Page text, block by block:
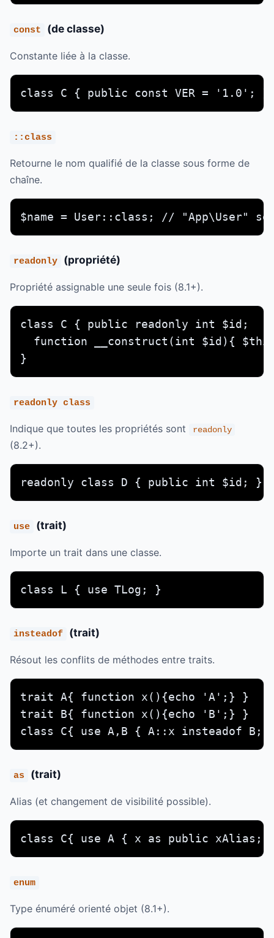
const (de classe)
Constante liée à la classe.
class C { public const VER = '1.0'; }
::class
Retourne le nom qualifié de la classe sous forme de
chaîne.
$name = User::class; // "App\User"
readonly (propriété)
Propriété assignable une seule fois (8.1+).
class C { public readonly int $id;
function __construct(int $id){
}
readonly class
Indique que toutes les propriétés sont readonly
(8.2+).
readonly class D { public int $id; }
use (trait)
Importe un trait dans une classe.
class L { use TLog; }
insteadof (trait)
Résout les conflits de méthodes entre traits.
trait A{ function x(){echo 'A';} }
trait B{ function x(){echo 'B';} }
class C{ use A,B { A::x insteadof B;
as (trait)
Alias (et changement de visibilité possible).
class C{ use A { x as public xAlias;
enum
Type énuméré orienté objet (8.1+).